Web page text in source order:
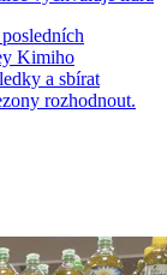
Kimiho
a sbírat
rozhodnout.